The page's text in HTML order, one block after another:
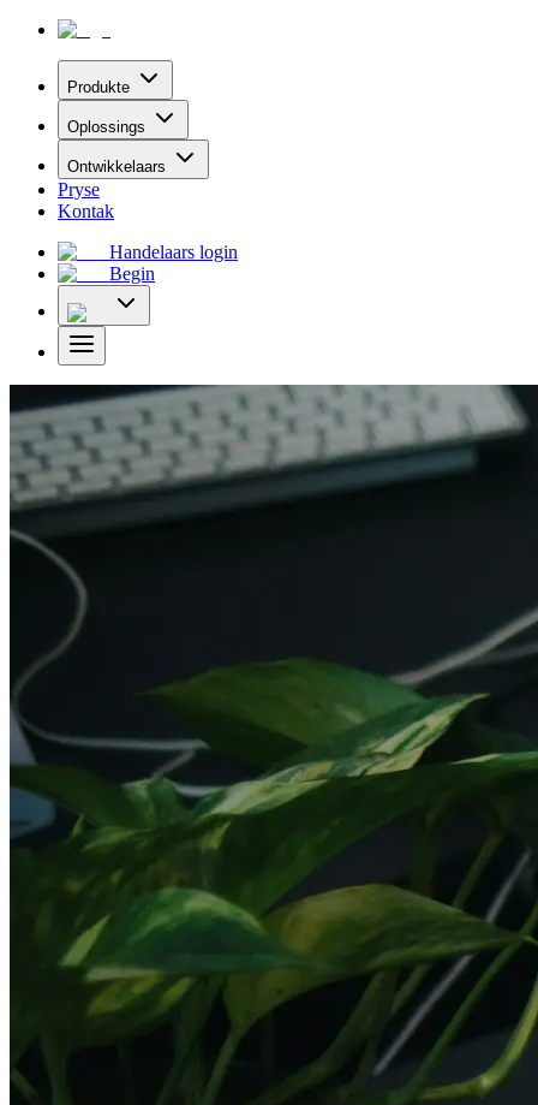
Produkte
Oplossings
Ontwikkelaars
Pryse
Kontak
Handelaars login
Begin